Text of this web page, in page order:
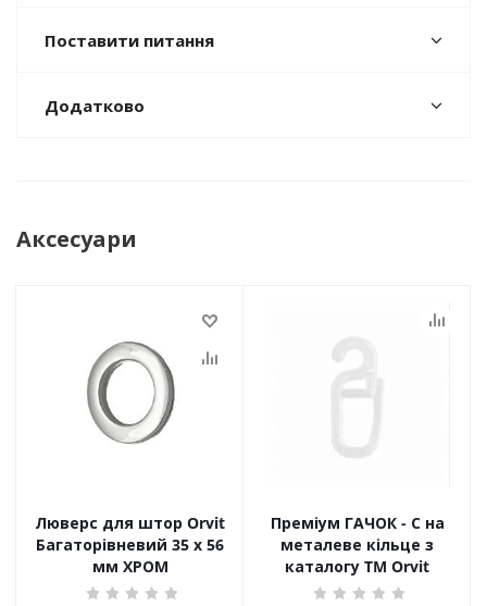
Поставити питання
Додатково
Аксесуари
Люверс для штор Orvit
Багаторівневий 35 х 56
мм ХРОМ
Преміум ГАЧОК - С на
металеве кільце з
каталогу TM Orvit